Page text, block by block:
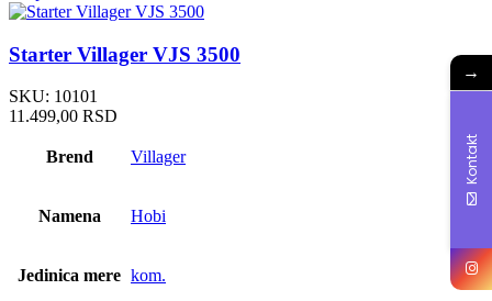
Starter Villager VJS 3500
SKU: 10101
11.499,00 RSD
Brend Villager
Namena Hobi
Jedinica mere kom.
→
Kontakt